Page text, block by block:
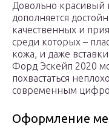
Довольно красивый
дополняется
качественных и
среди которых –
кожа, и даже
Форд Эскейп 2020
похвастаться
современным
Оформление